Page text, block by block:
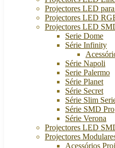
Projectores LED
Projectores LED
Projectores LED
Serie Dome
Série Infinity
Série Napoli
Serie Palermo
Série Planet
Série Secret
Série Slim
Série SMD Pro
Série Verona
Projectores LED
Projectores
Acessórios